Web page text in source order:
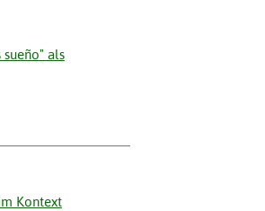
als
Kontext